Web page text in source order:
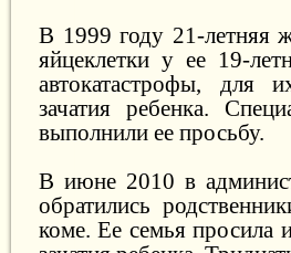
В 1999 году 21-летняя
яйцеклетки у ее 19-
автокатастрофы, для
зачатия ребенка.
выполнили ее просьбу.
В июне 2010 в
обратились
коме. Ее семья просила